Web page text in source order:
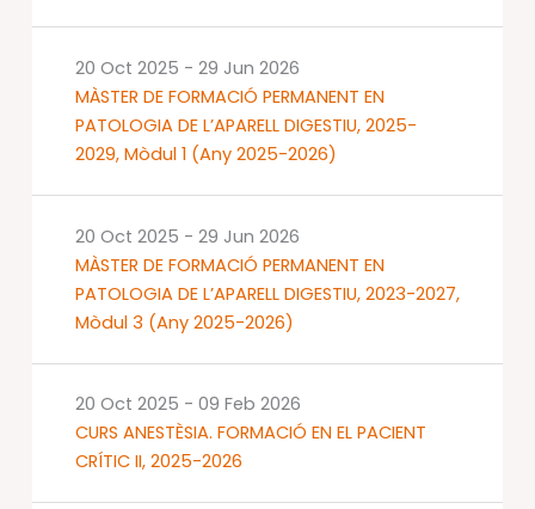
MÀSTER DE FORMACIÓ PERMANENT EN
PATOLOGIA DE L’APARELL DIGESTIU, 2025-
2029, Mòdul 1 (Any 2025-2026)
20 Oct 2025 - 29 Jun 2026
MÀSTER DE FORMACIÓ PERMANENT EN
PATOLOGIA DE L’APARELL DIGESTIU, 2023-2027,
Mòdul 3 (Any 2025-2026)
20 Oct 2025 - 29 Jun 2026
CURS ANESTÈSIA. FORMACIÓ EN EL PACIENT
CRÍTIC II, 2025-2026
20 Oct 2025 - 09 Feb 2026